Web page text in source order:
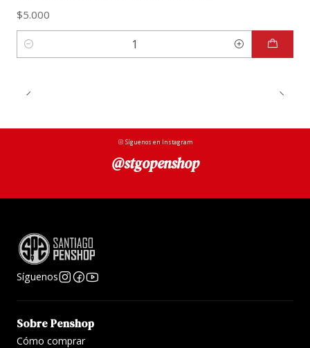
$5.000
Cantidad
Síguenos en Instagram
@stgopenshop
Síguenos
Sobre Penshop
Cómo comprar